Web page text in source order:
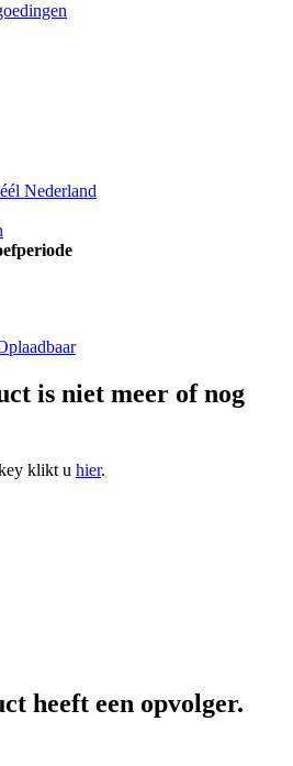
Nederland
is niet meer of nog
klikt u hier.
heeft een opvolger.